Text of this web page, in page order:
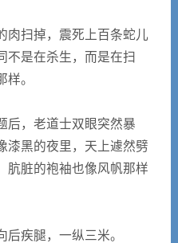
扫掉，震死上百条蛇儿
不是在杀生，而是在扫
。
，老道士双眼突然暴
漆黑的夜里，天上遽然劈
肮脏的袍袖也像风帆那样
疾腿，一纵三米。